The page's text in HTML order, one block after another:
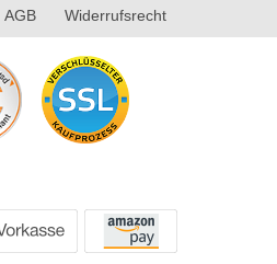
AGB Widerrufsrecht